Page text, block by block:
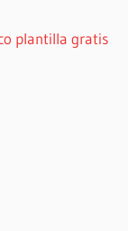
plantilla gratis